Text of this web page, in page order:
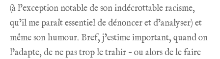
(à l’exception notable de son indécrottable racisme,
qu’il me paraît essentiel de dénoncer et d’analyser) et
même son humour. Bref, j’estime important, quand on
l’adapte, de ne pas trop le trahir – ou alors de le faire